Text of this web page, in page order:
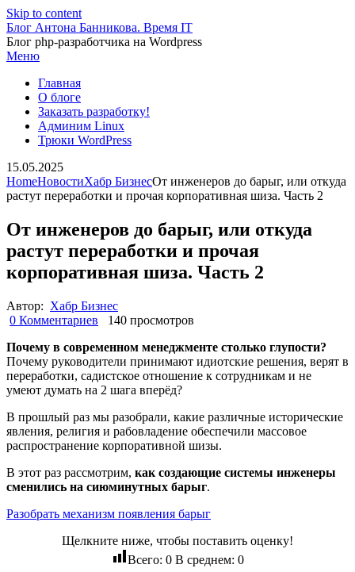
Skip to content
Блог Антона Банникова. Время IT
Блог php-разработчика на Wordpress
Меню
Главная
О блоге
Заказать разработку!
Админим Linux
Трюки WordPress
15.05.2025
HomeНовостиХабр БизнесОт инженеров до барыг, или откуда
растут переработки и прочая корпоративная шиза. Часть 2
От инженеров до барыг, или откуда
растут переработки и прочая
корпоративная шиза. Часть 2
Автор: Хабр Бизнес
0 Комментариев
140 просмотров
Почему в современном менеджменте столько глупости?
Почему руководители принимают идиотские решения, верят в
переработки, садистское отношение к сотрудникам и не
умеют думать на 2 шага вперёд?
В прошлый раз мы разобрали, какие различные исторические
явления, религия и рабовладение обеспечили массовое
распространение корпоративной шизы.
В этот раз рассмотрим, как создающие системы инженеры
сменились на сиюминутных барыг.
Разобрать механизм появления барыг
Щелкните ниже, чтобы поставить оценку!
Всего: 0В среднем: 0